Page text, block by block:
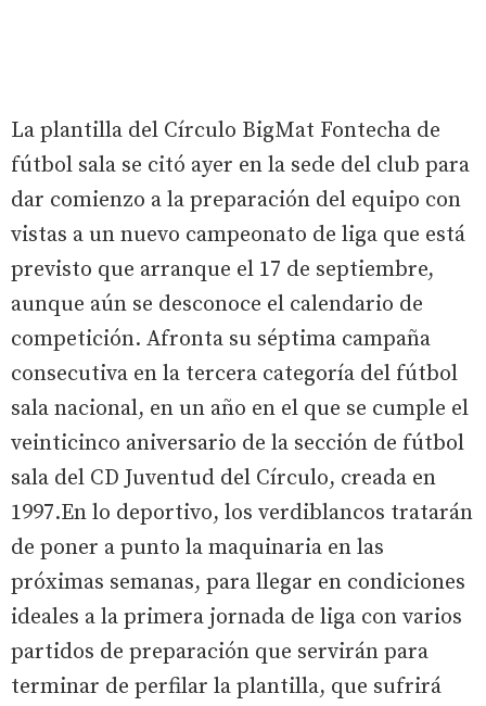
La plantilla del Círculo BigMat Fontecha de
fútbol sala se citó ayer en la sede del club para
dar comienzo a la preparación del equipo con
vistas a un nuevo campeonato de liga que está
previsto que arranque el 17 de septiembre,
aunque aún se desconoce el calendario de
competición. Afronta su séptima campaña
consecutiva en la tercera categoría del fútbol
sala nacional, en un año en el que se cumple el
veinticinco aniversario de la sección de fútbol
sala del CD Juventud del Círculo, creada en
1997.En lo deportivo, los verdiblancos tratarán
de poner a punto la maquinaria en las
próximas semanas, para llegar en condiciones
ideales a la primera jornada de liga con varios
partidos de preparación que servirán para
terminar de perfilar la plantilla, que sufrirá